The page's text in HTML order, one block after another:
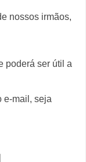
nossos irmãos,
poderá ser útil a
e-mail, seja